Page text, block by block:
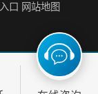
展展台装修
口 网站地图